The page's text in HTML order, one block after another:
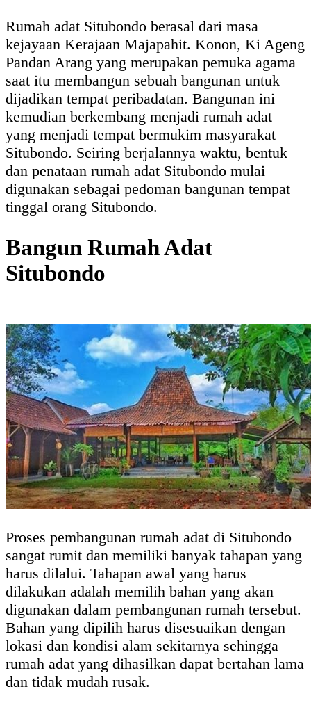
Rumah adat Situbondo berasal dari masa
kejayaan Kerajaan Majapahit. Konon, Ki Ageng
Pandan Arang yang merupakan pemuka agama
saat itu membangun sebuah bangunan untuk
dijadikan tempat peribadatan. Bangunan ini
kemudian berkembang menjadi rumah adat
yang menjadi tempat bermukim masyarakat
Situbondo. Seiring berjalannya waktu, bentuk
dan penataan rumah adat Situbondo mulai
digunakan sebagai pedoman bangunan tempat
tinggal orang Situbondo.
Bangun Rumah Adat
Situbondo
Proses pembangunan rumah adat di Situbondo
sangat rumit dan memiliki banyak tahapan yang
harus dilalui. Tahapan awal yang harus
dilakukan adalah memilih bahan yang akan
digunakan dalam pembangunan rumah tersebut.
Bahan yang dipilih harus disesuaikan dengan
lokasi dan kondisi alam sekitarnya sehingga
rumah adat yang dihasilkan dapat bertahan lama
dan tidak mudah rusak.